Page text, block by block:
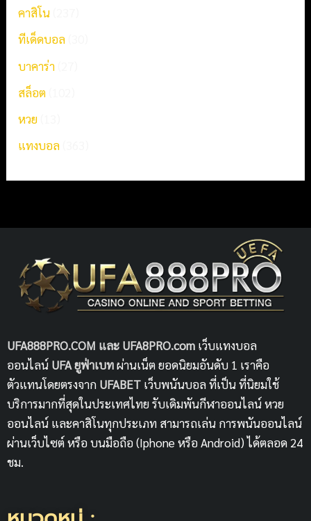
คาสิโน
ทีเด็ดบอล
บาคาร่า
สล็อต
หวย
แทงบอล
UFA888PRO.COM และ UFA8PRO.com เว็บแทงบอล
ออนไลน์ UFAยูฟ่าเบทผ่านเน็ต ยอดนิยมอันดับ 1 เราคือ
ตัวแทนโดยตรงจาก UFABET เว็บพนันบอล ที่เป็น ที่นิยมใช้
บริการมากที่สุดในประเทศไทย รับเดิมพันกีฬาออนไลน์ หวย
ออนไลน์ และคาสิโนทุกประเภท สามารถเล่น การพนันออนไลน์
ผ่านเว็บไซต์ หรือ บนมือถือ (Iphone หรือ Android) ได้ตลอด 24
ชม.